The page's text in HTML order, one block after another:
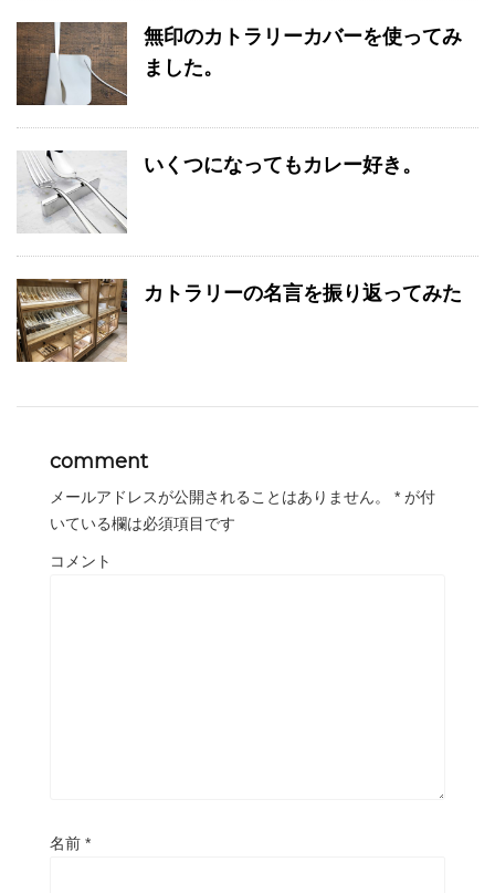
無印のカトラリーカバーを使ってみ
ました。
いくつになってもカレー好き。
カトラリーの名言を振り返ってみた
comment
メールアドレスが公開されることはありません。 * が付
いている欄は必須項目です
コメント
名前 *